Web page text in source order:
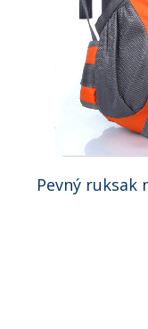
Pevný